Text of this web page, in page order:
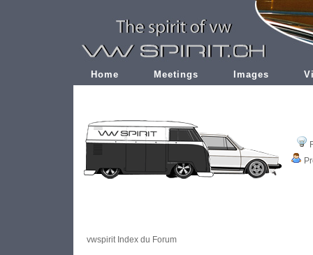
Home Meetings Images
vwspirit Index du Forum